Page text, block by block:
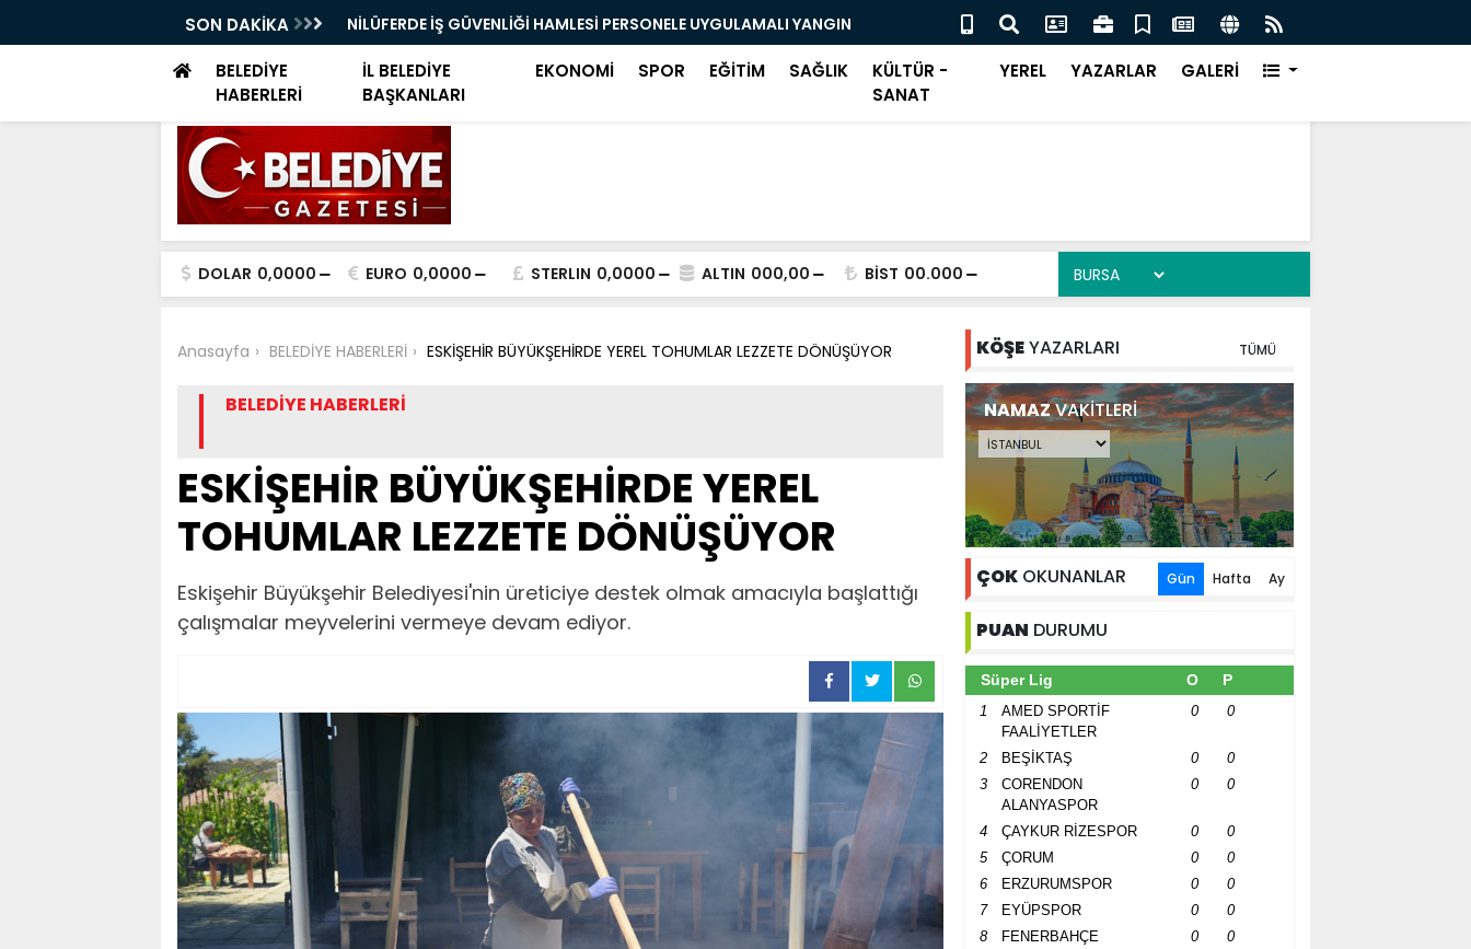
SON DAKİKA
DÜNYA SAĞLIK ÖRGÜTÜ KÜRSÜSÜNDE
NİLÜFERDE İŞ GÜVENLİĞİ HAMLESİ PERSONELE UYGULAMALI YANGIN
EĞİTİMİ
OSMANGAZİDE DEV ADIM ON DÖRT NOKTADA BÜYÜK DÖNÜŞÜM
BAŞLADI
BELEDİYE
HABERLERİ
İL BELEDİYE
BAŞKANLARI
EKONOMİ SPOR EĞİTİM SAĞLIK
KÜLTÜR -
SANAT
YEREL YAZARLAR GALERİ
DOLAR 0,0000 EURO 0,0000 STERLIN 0,0000 ALTIN 000,00 BİST 00.000
Anasayfa BELEDİYE HABERLERİ ESKİŞEHİR BÜYÜKŞEHİRDE YEREL TOHUMLAR LEZZETE DÖNÜŞÜYOR
BELEDİYE HABERLERİ
ESKİŞEHİR BÜYÜKŞEHİRDE YEREL
TOHUMLAR LEZZETE DÖNÜŞÜYOR
Eskişehir Büyükşehir Belediyesi'nin üreticiye destek olmak amacıyla başlattığı
çalışmalar meyvelerini vermeye devam ediyor.
KÖŞEYAZARLARI TÜMÜ
NAMAZVAKİTLERİ
ÇOK OKUNANLAR Gün Hafta Ay
PUAN DURUMU
Süper Lig O P
1
AMED SPORTİF
FAALİYETLER
0 0
2 BEŞİKTAŞ 0
0
3
CORENDON
ALANYASPOR
0 0
4 ÇAYKUR RİZESPOR 0
0
5
ÇORUM 0
0
6
ERZURUMSPOR 0
0
7
EYÜPSPOR 0
0
8
FENERBAHÇE 0
0